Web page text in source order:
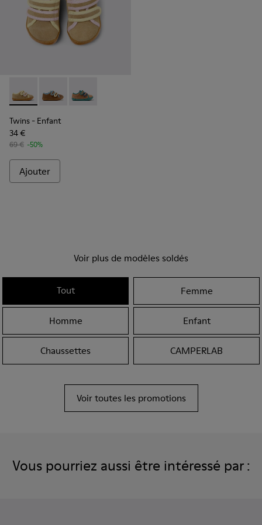
Twins - K800666-005 - Baskets multicolores en daim et
Twins - K800666-008
Twins - K800666-006
Twins - Enfant
34 €
69 € -50%
Ajouter
Voir plus de modèles soldés
Tout Femme
Homme Enfant
Chaussettes CAMPERLAB
Voir toutes les promotions
Vous pourriez aussi être intéressé par :